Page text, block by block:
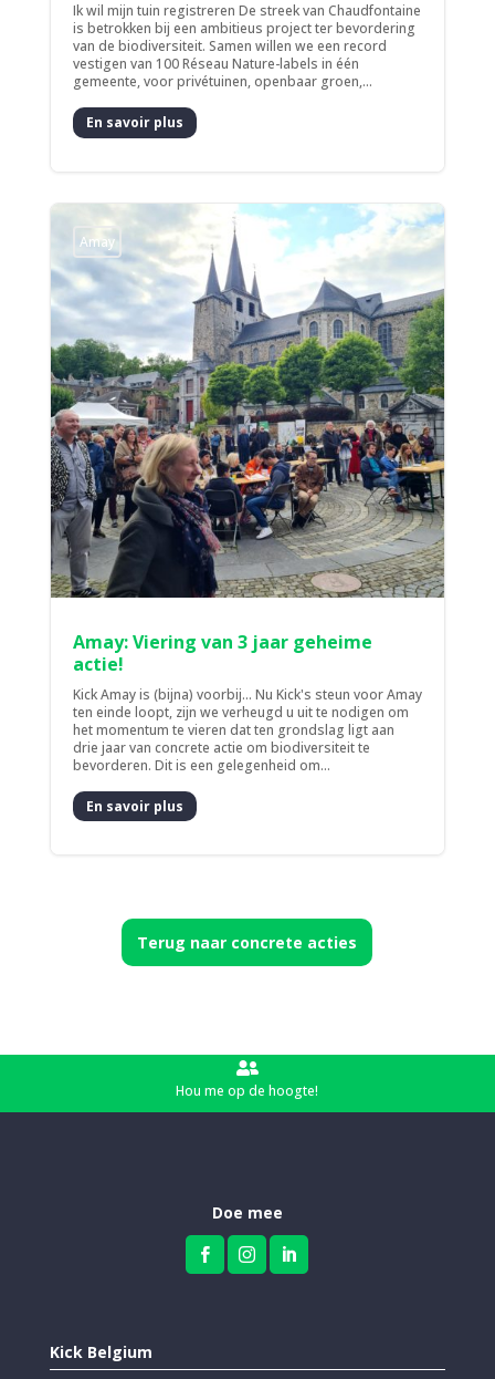
Ik wil mijn tuin registreren De streek van Chaudfontaine
is betrokken bij een ambitieus project ter bevordering
van de biodiversiteit. Samen willen we een record
vestigen van 100 Réseau Nature-labels in één
gemeente, voor privétuinen, openbaar groen,...
En savoir plus
Amay
Amay: Viering van 3 jaar geheime
actie!
Kick Amay is (bijna) voorbij... Nu Kick's steun voor Amay
ten einde loopt, zijn we verheugd u uit te nodigen om
het momentum te vieren dat ten grondslag ligt aan
drie jaar van concrete actie om biodiversiteit te
bevorderen. Dit is een gelegenheid om...
En savoir plus
Terug naar concrete acties

Hou me op de hoogte!
Doe mee
  
Kick Belgium